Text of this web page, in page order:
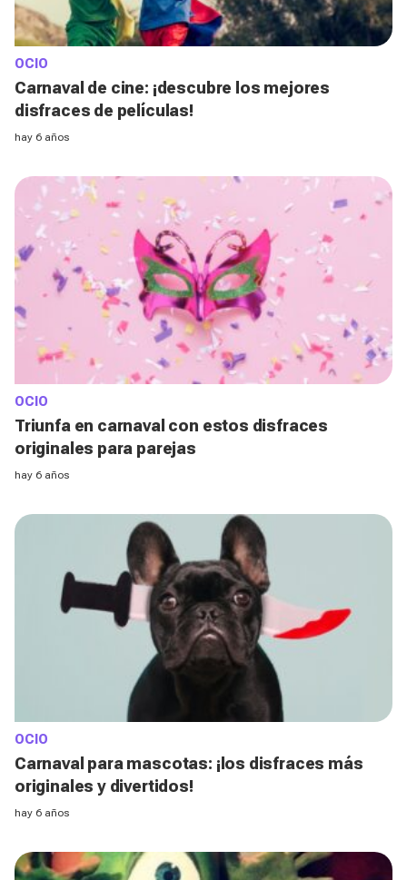
OCIO
Carnaval de cine: ¡descubre los mejores
disfraces de películas!
hay 6 años
OCIO
Triunfa en carnaval con estos disfraces
originales para parejas
hay 6 años
OCIO
Carnaval para mascotas: ¡los disfraces más
originales y divertidos!
hay 6 años